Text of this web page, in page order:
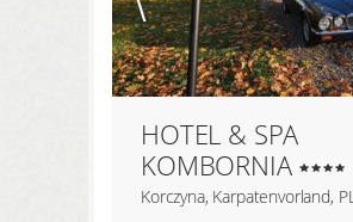
HOTEL & SPA
KOMBORNIA
Korczyna, Karpatenvorland, PL